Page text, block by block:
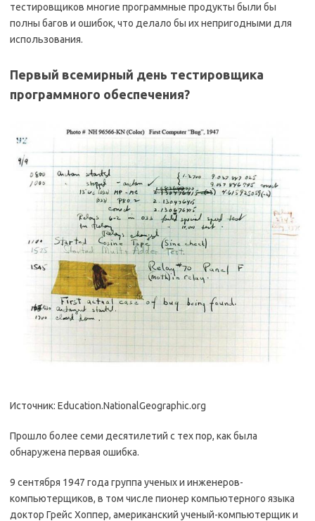
тестировщиков многие программные продукты были бы
полны багов и ошибок, что делало бы их непригодными для
использования.
Первый всемирный день тестировщика
программного обеспечения?
Источник: Education.NationalGeographic.org
Прошло более семи десятилетий с тех пор, как была
обнаружена первая ошибка.
9 сентября 1947 года группа ученых и инженеров-
компьютерщиков, в том числе пионер компьютерного языка
доктор Грейс Хоппер, американский ученый-компьютерщик и